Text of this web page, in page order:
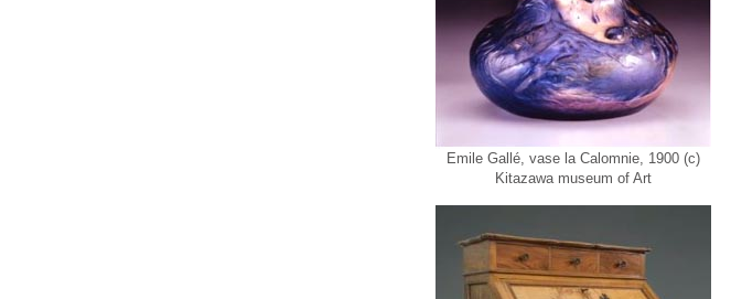
Emile Gallé, vase la Calomnie, 1900 (c)
Kitazawa museum of Art